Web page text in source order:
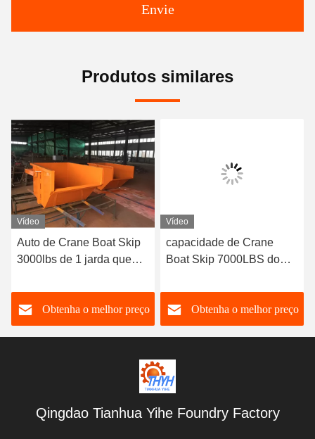
Envie
Produtos similares
Vídeo
Auto de Crane Boat Skip
3000lbs de 1 jarda que
For Solid Waste
Obtenha o melhor preço
Vídeo
capacidade de Crane
Boat Skip 7000LBS do
400L
Obtenha o melhor preço
Qingdao Tianhua Yihe Foundry Factory